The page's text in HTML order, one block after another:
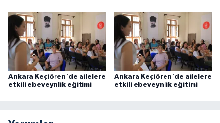
Ankara Keçiören'de ailelere
etkili ebeveynlik eğitimi
Ankara Keçiören'de ailelere
etkili ebeveynlik eğitimi